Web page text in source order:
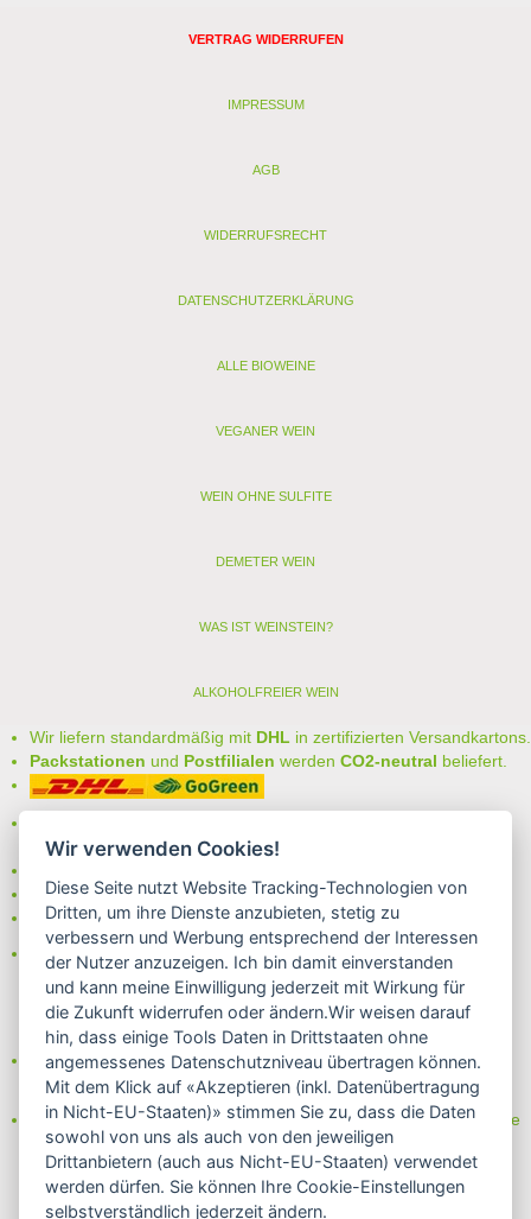
Kontrollstelle: FR-BIO 11
> Alle anderen Weine von Domaine Boucabeille
VERTRAG WIDERRUFEN
IMPRESSUM
AGB
WIDERRUFSRECHT
DATENSCHUTZERKLÄRUNG
ALLE BIOWEINE
VEGANER WEIN
WEIN OHNE SULFITE
DEMETER WEIN
WAS IST WEINSTEIN?
ALKOHOLFREIER WEIN
Wir liefern standardmäßig mit DHL in zertifizierten Versandkartons.
Packstationen und Postfilialen werden CO2-neutral beliefert.
auswählen:
- Rechnung
- Lastschrift/Bankeinzug
Das Internetsiegel "GEPRÜFTER SHOP – Sicher einkaufen":
Partner von:
Wine in Moderation - bewußt genießen
Erfahren Sie mehr über Biowein in unserem Blog oder Folgen Sie
uns!
Blog
Facebook
Wir verwenden Cookies!
Diese Seite nutzt Website Tracking-Technologien von
Dritten, um ihre Dienste anzubieten, stetig zu
verbessern und Werbung entsprechend der Interessen
der Nutzer anzuzeigen. Ich bin damit einverstanden
und kann meine Einwilligung jederzeit mit Wirkung für
die Zukunft widerrufen oder ändern.Wir weisen darauf
hin, dass einige Tools Daten in Drittstaaten ohne
angemessenes Datenschutzniveau übertragen können.
Mit dem Klick auf «Akzeptieren (inkl. Datenübertragung
in Nicht-EU-Staaten)» stimmen Sie zu, dass die Daten
sowohl von uns als auch von den jeweiligen
Drittanbietern (auch aus Nicht-EU-Staaten) verwendet
werden dürfen. Sie können Ihre Cookie-Einstellungen
selbstverständlich jederzeit ändern.